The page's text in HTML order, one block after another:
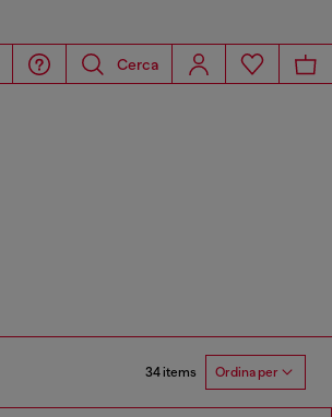
Cerca
34 items Ordina per